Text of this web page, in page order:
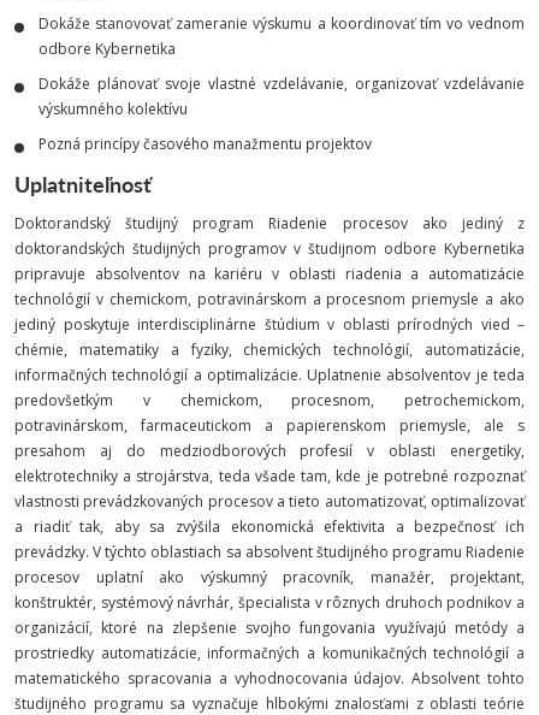
Dokáže stanovovať zameranie výskumu a koordinovať tím vo vednom
odbore Kybernetika
Dokáže plánovať svoje vlastné vzdelávanie, organizovať vzdelávanie
výskumného kolektívu
Pozná princípy časového manažmentu projektov
Uplatniteľnosť
Doktorandský študijný program Riadenie procesov ako jediný z
doktorandských študijných programov v študijnom odbore Kybernetika
pripravuje absolventov na kariéru v oblasti riadenia a automatizácie
technológií v chemickom, potravinárskom a procesnom priemysle a ako
jediný poskytuje interdisciplinárne štúdium v oblasti prírodných vied –
chémie, matematiky a fyziky, chemických technológií, automatizácie,
informačných technológií a optimalizácie. Uplatnenie absolventov je teda
predovšetkým v chemickom, procesnom, petrochemickom,
potravinárskom, farmaceutickom a papierenskom priemysle, ale s
presahom aj do medziodborových profesií v oblasti energetiky,
elektrotechniky a strojárstva, teda všade tam, kde je potrebné rozpoznať
vlastnosti prevádzkovaných procesov a tieto automatizovať, optimalizovať
a riadiť tak, aby sa zvýšila ekonomická efektivita a bezpečnosť ich
prevádzky. V týchto oblastiach sa absolvent študijného programu Riadenie
procesov uplatní ako výskumný pracovník, manažér, projektant,
konštruktér, systémový návrhár, špecialista v rôznych druhoch podnikov a
organizácií, ktoré na zlepšenie svojho fungovania využívajú metódy a
prostriedky automatizácie, informačných a komunikačných technológií a
matematického spracovania a vyhodnocovania údajov. Absolvent tohto
študijného programu sa vyznačuje hlbokými znalosťami z oblasti teórie